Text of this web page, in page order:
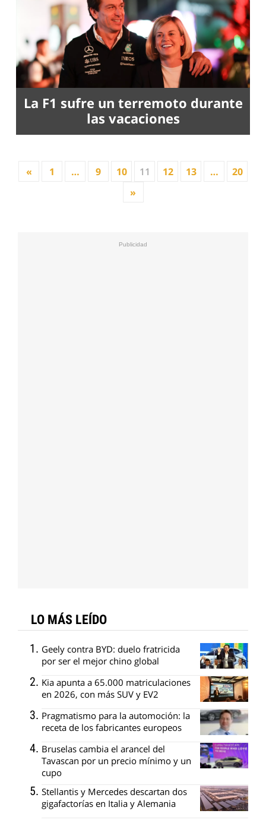
La F1 sufre un terremoto durante
las vacaciones
« 1 … 9 10 11 12 13 …
20
»
LO MÁS LEÍDO
Geely contra BYD: duelo fratricida
por ser el mejor chino global
Kia apunta a 65.000 matriculaciones
en 2026, con más SUV y EV2
Pragmatismo para la automoción: la
receta de los fabricantes europeos
Bruselas cambia el arancel del
Tavascan por un precio mínimo y un
cupo
Stellantis y Mercedes descartan dos
gigafactorías en Italia y Alemania